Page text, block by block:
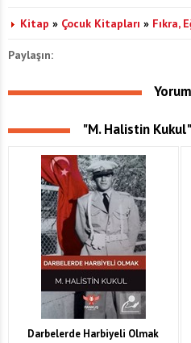
Kitap » Çocuk Kitapları » Fıkra,
Paylaşın:
"M. Halistin
Darbelerde Harbiyeli Olmak